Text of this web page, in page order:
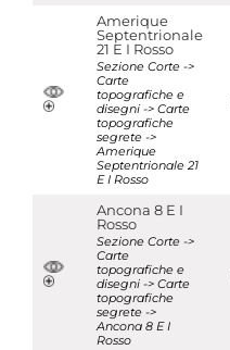
Amerique
Septentrionale
21 E I Rosso
Sezione Corte ->
Carte
topografiche e
disegni -> Carte
topografiche
segrete ->
Amerique
Septentrionale 21
E I Rosso
Ancona 8 E I
Rosso
Sezione Corte ->
Carte
topografiche e
disegni -> Carte
topografiche
segrete ->
Ancona 8 E I
Rosso